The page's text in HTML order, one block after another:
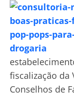
fiscalização da
Conselhos de